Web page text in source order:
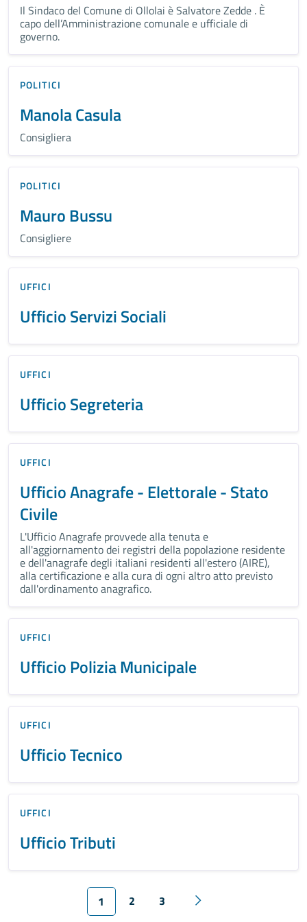
Il Sindaco del Comune di Ollolai è Salvatore Zedde . È
capo dell’Amministrazione comunale e ufficiale di
governo.
POLITICI
Manola Casula
Consigliera
POLITICI
Mauro Bussu
Consigliere
UFFICI
Ufficio Servizi Sociali
UFFICI
Ufficio Segreteria
UFFICI
Ufficio Anagrafe - Elettorale - Stato
Civile
L'Ufficio Anagrafe provvede alla tenuta e
all'aggiornamento dei registri della popolazione residente
e dell'anagrafe degli italiani residenti all'estero (AIRE),
alla certificazione e alla cura di ogni altro atto previsto
dall'ordinamento anagrafico.
UFFICI
Ufficio Polizia Municipale
UFFICI
Ufficio Tecnico
UFFICI
Ufficio Tributi
1 2 3